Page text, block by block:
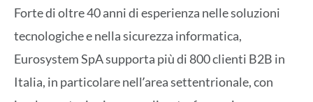
Forte di oltre 40 anni di esperienza nelle soluzioni
tecnologiche e nella sicurezza informatica,
Eurosystem SpA supporta più di 800 clienti B2B in
Italia, in particolare nellʼarea settentrionale, con